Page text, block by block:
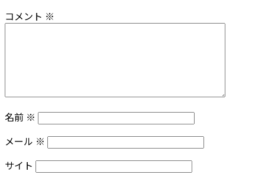
コメント ※
名前 ※
メール ※
サイト